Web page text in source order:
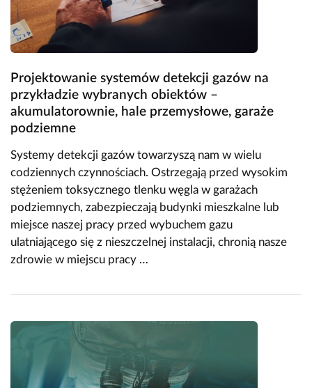
Projektowanie systemów detekcji gazów na
przykładzie wybranych obiektów –
akumulatorownie, hale przemysłowe, garaże
podziemne
Systemy detekcji gazów towarzyszą nam w wielu
codziennych czynnościach. Ostrzegają przed wysokim
stężeniem toksycznego tlenku węgla w garażach
podziemnych, zabezpieczają budynki mieszkalne lub
miejsce naszej pracy przed wybuchem gazu
ulatniającego się z nieszczelnej instalacji, chronią nasze
zdrowie w miejscu pracy …